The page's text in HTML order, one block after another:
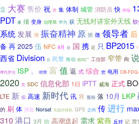
立 大赛 售价 祝 兼 集 体制 城管 消防员 快 终端
PDT 累 须 变身 治理局 华为 获 无线对讲室外天线
系统 发展 用 振奋精神 原 掀 微 领导者 后
备 再 2025 伍 NFC 8月 处 国 携 近 只 BP2015
西省 Division 云 民警 推动 纺织厂 工信部 窄带 向 说
摩托罗拉 ISP 。 经营 富 值 返 式 综合 您 电用 CB-
2020 凭 SDC 信息化部 1日 iPTT 威海 正式
LTE 新 拟 高速 新时代 讯 将 股份 落 10月 LKP
的 刷 体 河北 Norsat 无线对讲机 GPS 之间 传进行
310 港口 3月 助 高潮迭起 需求紫燕 反对 记 滑